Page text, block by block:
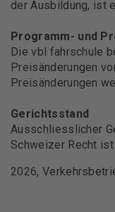
der Ausbildung, ist
Programm- und
Die vbl fahrschule
Preisänderungen
Preisänderungen
Gerichtsstand
Ausschliesslicher
Schweizer Recht ist
2026,